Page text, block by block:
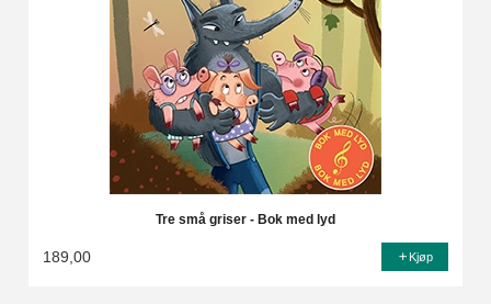
Tre små griser - Bok med lyd
189,00 Kjøp